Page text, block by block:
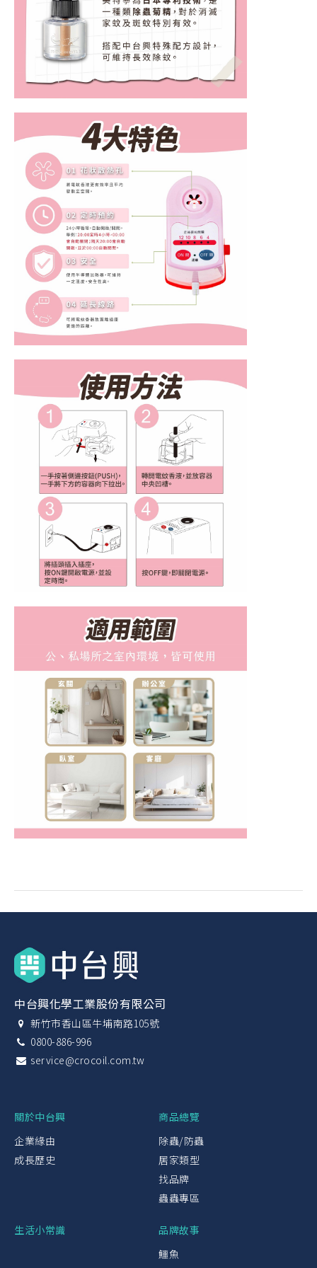
中台興化學工業股份有限公司
新竹市香山區牛埔南路105號
0800-886-996
service@crocoil.com.tw
關於中台興
企業緣由
成長歷史
商品總覽
除蟲/防蟲
居家類型
找品牌
蟲蟲專區
生活小常識
品牌故事
鱷魚